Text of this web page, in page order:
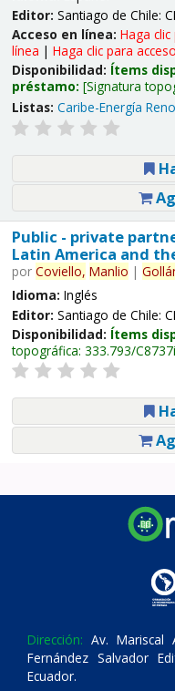
Editor: Santiago de Chile:
Acceso en línea: Haga
línea | Haga clic para
Disponibilidad: Ítems
préstamo: Signatura
Listas: Caribe-Energía
Public - private
Latin America and
por Coviello, Manlio |
Idioma: Inglés
Editor: Santiago de Chile:
Disponibilidad: Ítems
topográfica: 333.793/C8737i
Dirección: Av. Mariscal
Fernández Salvador
Ecuador.